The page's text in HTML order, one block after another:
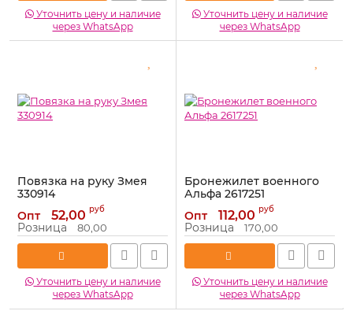
Уточнить цену и наличие
через WhatsApp
Уточнить цену и наличие
через WhatsApp
Повязка на руку Змея
330914
Артикул: 330914
Опт 52,00 руб
Розница 80,00
Уточнить цену и наличие
через WhatsApp
Бронежилет военного
Альфа 2617251
Артикул: 2617251
Опт 112,00 руб
Розница 170,00
Уточнить цену и наличие
через WhatsApp